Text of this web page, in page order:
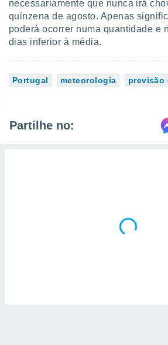
necessariamente que nunca irá
quinzena de agosto. Apenas
poderá ocorrer numa quantidade e
dias inferior à média.
Portugal meteorologia previsão
Partilhe no: